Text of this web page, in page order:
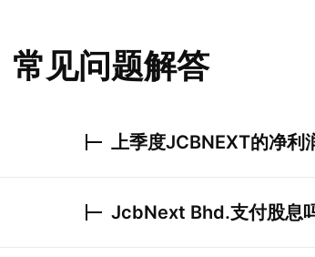
常见问题解答
上季度JCBNEXT的净利
JcbNext Bhd.支付股息